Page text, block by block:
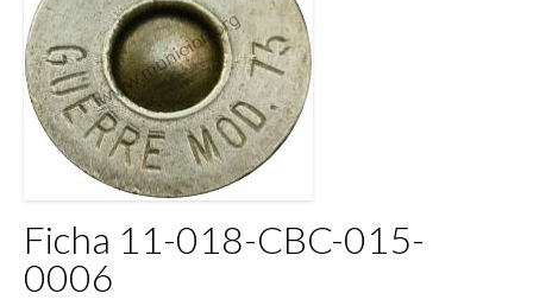
Ficha 11-018-CBC-015-
0006